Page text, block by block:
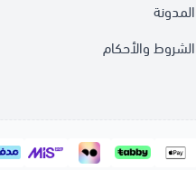
المدونة
الشروط والأحكام